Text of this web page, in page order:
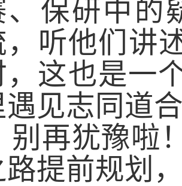
、保研中的
，听他们讲
，这也是一
遇见志同道
别再犹豫啦
路提前规划